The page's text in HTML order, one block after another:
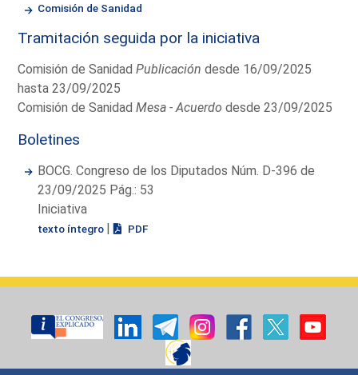
Comisión de Sanidad
Tramitación seguida por la iniciativa
Comisión de SanidadPublicación desde 16/09/2025
hasta 23/09/2025
Comisión de SanidadMesa - Acuerdo desde 23/09/2025
Boletines
BOCG. Congreso de los Diputados Núm. D-396 de
23/09/2025 Pág.: 53
Iniciativa
texto íntegro | PDF